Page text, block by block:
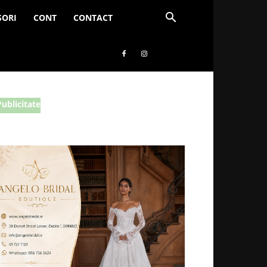
CONT CONTACT